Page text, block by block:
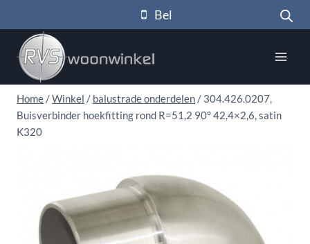
naar
inhoud
Bel
Home /Winkel / balustrade onderdelen / 304.426.0207,
Buisverbinder hoekfitting rond R=51,2 90° 42,4×2,6, satin
K320